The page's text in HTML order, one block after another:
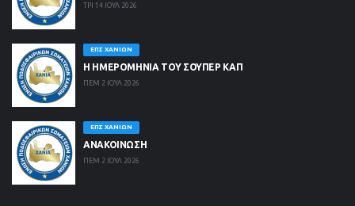
ΤΡΙ 14 ΙΟΥΛ 2026
ΕΠΣ ΧΑΝΊΩΝ
Η ΗΜΕΡΟΜΗΝΙΑ ΤΟΥ ΣΟΥΠΕΡ ΚΑΠ
ΠΕΜ 2 ΙΟΥΛ 2026
ΕΠΣ ΧΑΝΊΩΝ
ΑΝΑΚΟΙΝΩΣΗ
ΠΕΜ 2 ΙΟΥΛ 2026